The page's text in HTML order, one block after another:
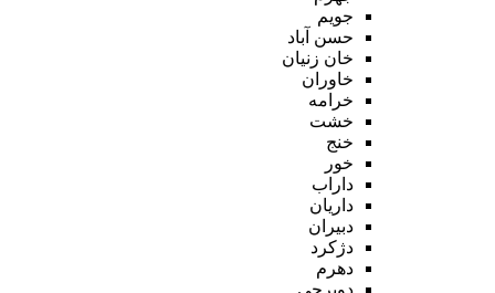
جویم
حسن آباد
خان زنیان
خاوران
خرامه
خشت
خنج
خور
داراب
داریان
دبیران
دژکرد
دهرم
دوبرجی